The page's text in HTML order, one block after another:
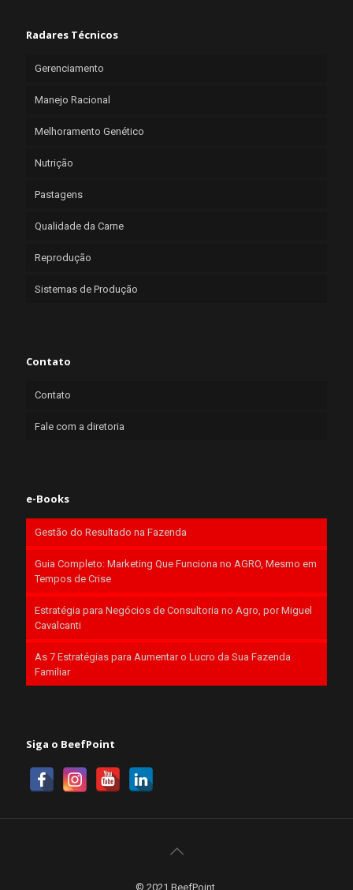
Radares Técnicos
Gerenciamento
Manejo Racional
Melhoramento Genético
Nutrição
Pastagens
Qualidade da Carne
Reprodução
Sistemas de Produção
Contato
Contato
Fale com a diretoria
e-Books
Gestão do Resultado na Fazenda
Guia Completo: Marketing Que Funciona no AGRO, Mesmo em
Tempos de Crise
Estratégia para Negócios de Consultoria no Agro, por Miguel
Cavalcanti
As 7 Estratégias para Aumentar o Lucro da Sua Fazenda
Familiar
Siga o BeefPoint
© 2021 BeefPoint.